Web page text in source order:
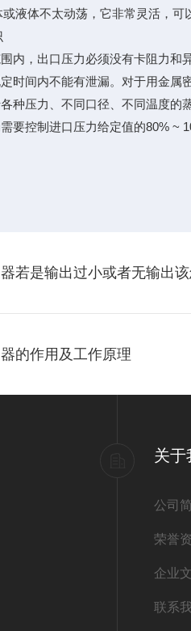
液体不太动荡，它非常灵活，可
，出口压力必须没有卡阻力和
间内不能有泄漏。对于用金属
压力、不同口径、不同温度的
控制进口压力给定值的80% ~
若是输出过小或者无输出
的作用及工作原理
关于
公司
荣誉
企业
联系